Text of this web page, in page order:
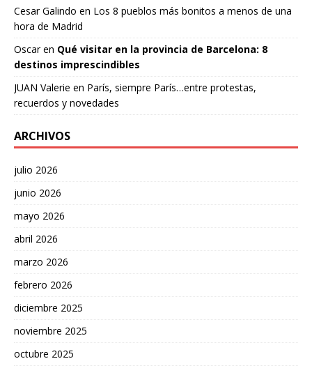
Cesar Galindo en Los 8 pueblos más bonitos a menos de una
hora de Madrid
Oscaren Qué visitar en la provincia de Barcelona: 8
destinos imprescindibles
JUAN Valerie en París, siempre París…entre protestas,
recuerdos y novedades
ARCHIVOS
julio 2026
junio 2026
mayo 2026
abril 2026
marzo 2026
febrero 2026
diciembre 2025
noviembre 2025
octubre 2025